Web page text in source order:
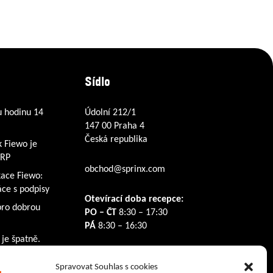
Spravovat Souhlas s cookies
hodinu 14
Fiewo je
Fiewo:
s podpisy
dobrou
špatně.
Sídlo
Údolní 212/1
147 00 Praha 4
Česká republika
obchod@sprinx.com
Otevírací doba recepce:
PO – ČT 8:30 – 17:30
PÁ 8:30 – 16:30